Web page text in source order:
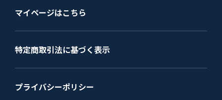
マイページはこちら
特定商取引法に基づく表示
プライバシーポリシー